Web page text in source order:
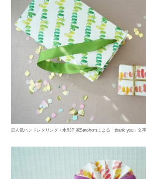
☑人気ハンドレタリング・水彩作家Satohomによる「thank you」文